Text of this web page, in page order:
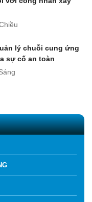
lý chuỗi cung ứng
sự cố an toàn